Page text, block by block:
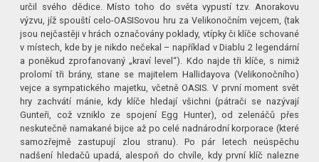
určil svého dědice. Místo toho do světa vypustí tzv. Anorakovu
výzvu, jíž spouští celo-OASISovou hru za Velikonočním vejcem, (tak
jsou nejčastěji v hrách označovány poklady, vtípky či klíče schované
v místech, kde by je nikdo nečekal – například v Diablu 2 legendární
a poněkud zprofanovaný „kraví level“). Kdo najde tři klíče, s nimiž
prolomí tři brány, stane se majitelem Hallidayova (Velikonočního)
vejce a sympatického majetku, včetně OASIS. V první moment svět
hry zachvátí mánie, kdy klíče hledají všichni (pátrači se nazývají
Gunteři, což vzniklo ze spojení Egg Hunter), od zelenáčů přes
neskutečně namakané bijce až po celé nadnárodní korporace (které
samozřejmě zastupují zlou stranu). Po pár letech neúspěchu
nadšení hledačů upadá, alespoň do chvíle, kdy první klíč nalezne